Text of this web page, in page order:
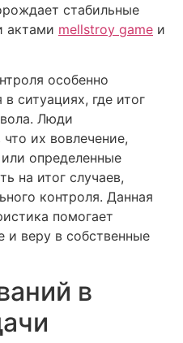
стабильные
актами mellstroy game и
особенно
ситуациях, где итог
Люди
их вовлечение,
определенные
на итог случаев,
контроля. Данная
помогает
и веру в собственные
в